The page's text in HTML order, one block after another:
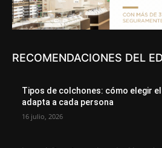
RECOMENDACIONES DEL
Tipos de colchones: cómo elegir
adapta a cada persona
16 julio, 2026